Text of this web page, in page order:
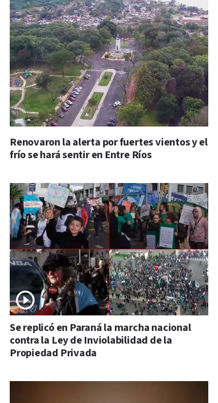
Renovaron la alerta por fuertes vientos y el
frío se hará sentir en Entre Ríos
Se replicó en Paraná la marcha nacional
contra la Ley de Inviolabilidad de la
Propiedad Privada